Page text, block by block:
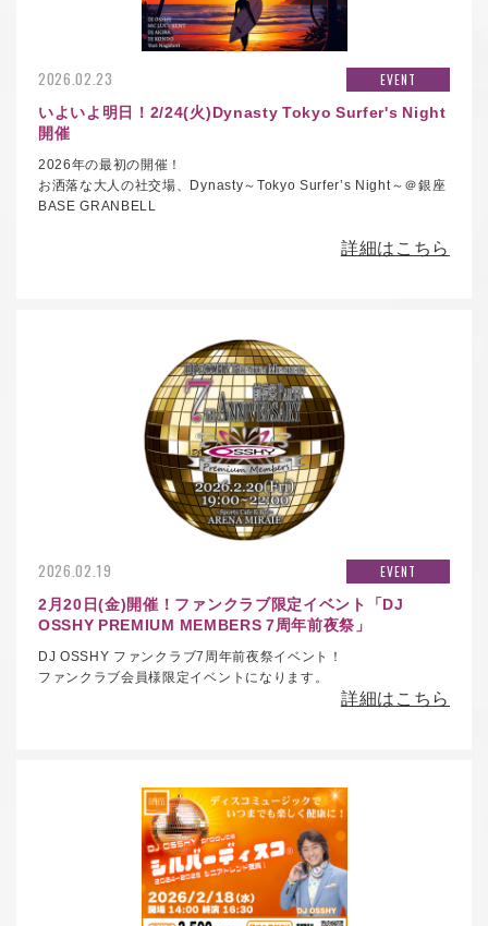
2026.02.23 EVENT
いよいよ明日！2/24(火)Dynasty Tokyo Surfer's Night
開催
2026年の最初の開催！
お洒落な大人の社交場、Dynasty～Tokyo Surfer’s Night～＠銀座
BASE GRANBELL
詳細はこちら
2026.02.19 EVENT
2月20日(金)開催！ファンクラブ限定イベント「DJ
OSSHY PREMIUM MEMBERS 7周年前夜祭」
DJ OSSHY ファンクラブ7周年前夜祭イベント！
ファンクラブ会員様限定イベントになります。
詳細はこちら